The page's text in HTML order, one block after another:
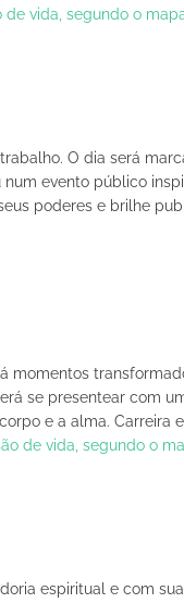
vida, segundo o
O dia será
evento público
poderes e brilhe
momentos
se presentear com
e a alma. Carreira
de vida, segundo o
espiritual e com